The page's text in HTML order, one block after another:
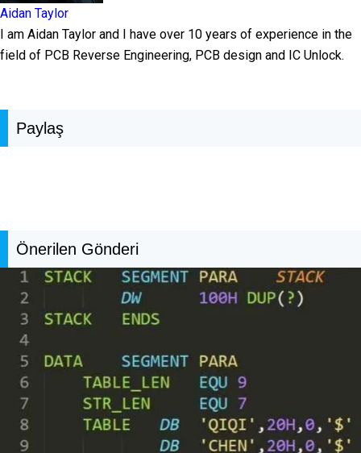
Aidan Taylor
I am Aidan Taylor and I have over 10 years of experience in the
field of PCB Reverse Engineering, PCB design and IC Unlock.
Paylaş
Önerilen Gönderi